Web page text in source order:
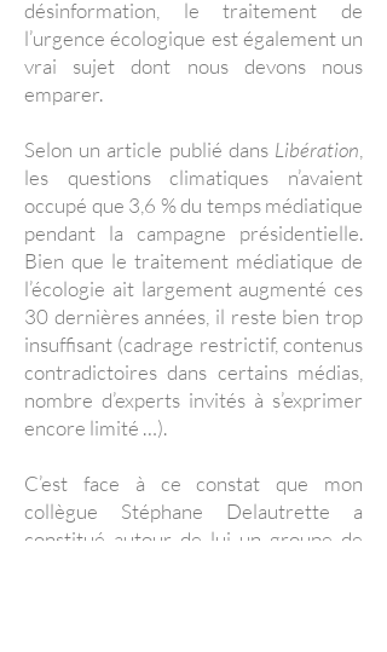
désinformation, le traitement de
l’urgence écologique est également un
vrai sujet dont nous devons nous
emparer.
Selon un article publié dans Libération
les questions climatiques n’avaient
occupé que 3,6 % du temps médiatique
pendant la campagne présidentielle.
Bien que le traitement médiatique de
l’écologie ait largement augmenté ces
30 dernières années, il reste bien trop
insuffisant (cadrage restrictif, contenus
contradictoires dans certains médias,
nombre d’experts invités à s’exprimer
encore limité …).
C’est face à ce constat que mon
collègue Stéphane Delautrette a
constitué autour de lui un groupe de